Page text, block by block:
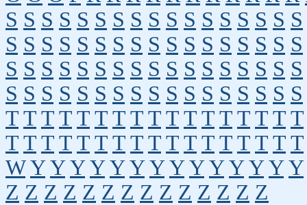
S S S S S S S S S S S S S S S S S
S S S S S S S S S S S S S S S S S
S S S S S S S S S S S S S S S S S
S S S S S S S S S S S S S S S S S
T T T T T T T T T T T T T T T T T
T T T T T T T T T T T T T T T T T
W Y Y Y Y Y Y Y Y Y Y Y Y Y Y
Z Z Z Z Z Z Z Z Z Z Z Z Z Z